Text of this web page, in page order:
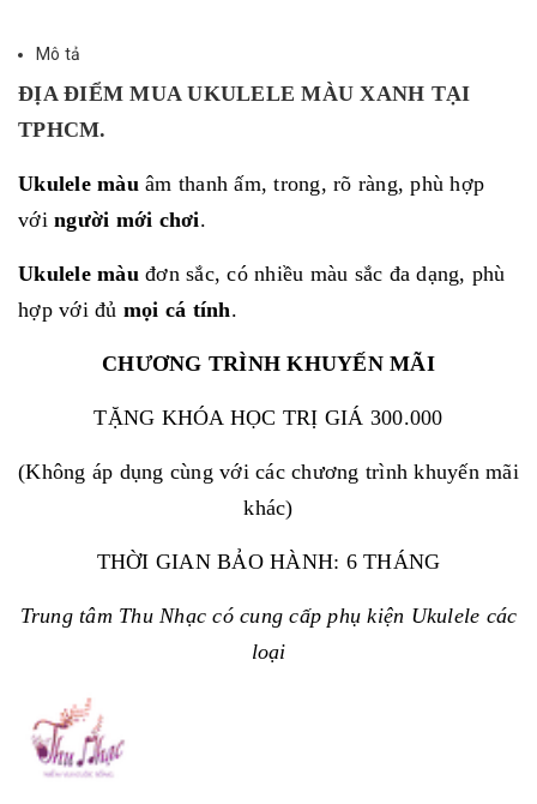
Mô tả
ĐỊA ĐIỂM MUA UKULELE MÀU XANH TẠI
TPHCM.
Ukulele màu âm thanh ấm, trong, rõ ràng, phù hợp
với người mới chơi.
Ukulele màu đơn sắc, có nhiều màu sắc đa dạng, phù
hợp với đủ mọi cá tính.
CHƯƠNG TRÌNH KHUYẾN MÃI
TẶNG KHÓA HỌC TRỊ GIÁ 300.000
(Không áp dụng cùng với các chương trình khuyến mãi
khác)
THỜI GIAN BẢO HÀNH: 6 THÁNG
Trung tâm Thu Nhạc có cung cấp phụ kiện Ukulele các
loại